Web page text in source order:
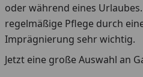
oder während eines
regelmäßige Pflege durch
Imprägnierung sehr wichtig.
Jetzt eine große Auswahl an